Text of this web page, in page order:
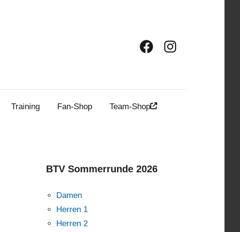
FacebookInstagram
Training Fan-Shop Team-Shop
BTV Sommerrunde 2026
Damen
Herren 1
Herren 2